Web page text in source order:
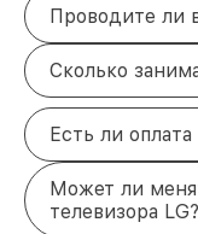
Проводите ли
Сколько
Есть ли
Может ли
телевизора LG?